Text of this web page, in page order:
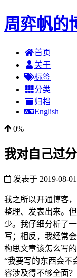
周弈帆的
首页
关于
标签
分类
归档
English
0%
我对自己过
发表于 2019-08-01
我之所以开通博客
整理、发表出来。
少。我仔细分析了
写；相反，我经常
构思文章该怎么写
“我要写的东西会不
容涉及得不够全面